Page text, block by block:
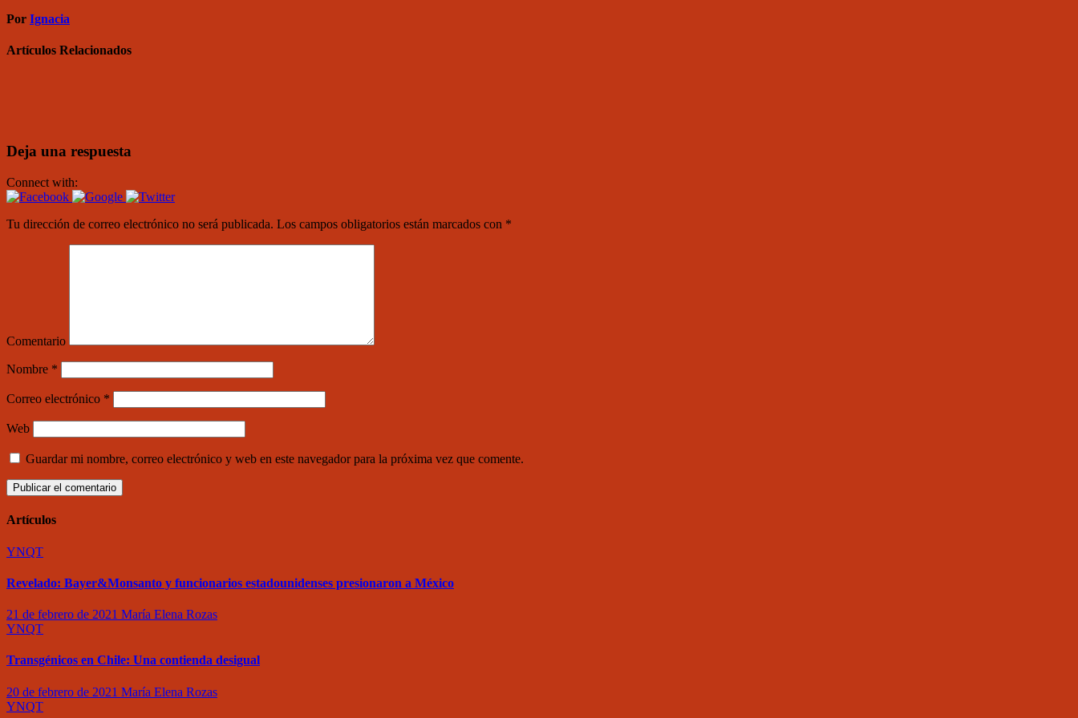
Por Ignacia
Artículos Relacionados
Deja una respuesta
Connect with:
Tu dirección de correo electrónico no será publicada. Los campos obligatorios están marcados con *
Comentario
Nombre *
Correo electrónico *
Web
Guardar mi nombre, correo electrónico y web en este navegador para la próxima vez que comente.
Artículos
YNQT
Revelado: Bayer&Monsanto y funcionarios estadounidenses presionaron a México
21 de febrero de 2021 María Elena Rozas
YNQT
Transgénicos en Chile: Una contienda desigual
20 de febrero de 2021 María Elena Rozas
YNQT